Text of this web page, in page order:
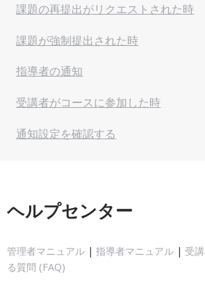
課題の再提出がリクエストされた時
課題が強制提出された時
指導者の通知
受講者がコースに参加した時
通知設定を確認する
ヘルプセンター
管理者マニュアル | 指導者マニュアル | 受
る質問 (FAQ)